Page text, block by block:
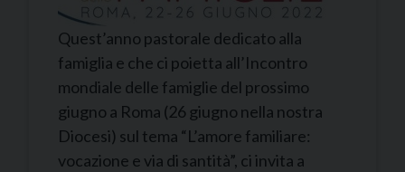
Quest’anno pastorale dedicato alla
famiglia e che ci poietta all’Incontro
mondiale delle famiglie del prossimo
giugno a Roma (26 giugno nella nostra
Diocesi) sul tema “L’amore familiare:
vocazione e via di santità”, ci invita a